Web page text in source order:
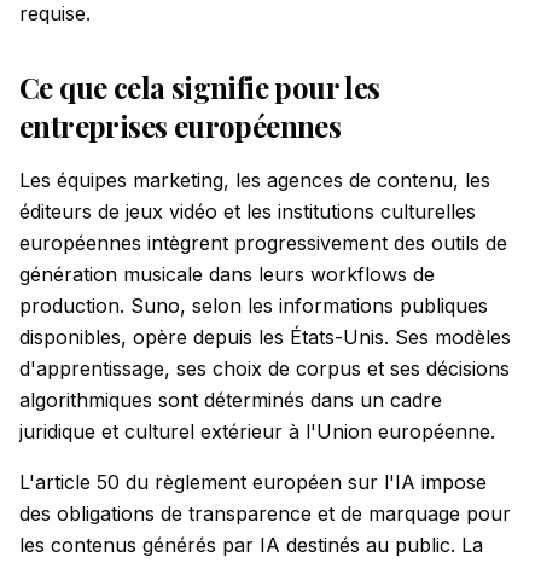
requise.
Ce que cela signifie pour les
entreprises européennes
Les équipes marketing, les agences de contenu, les
éditeurs de jeux vidéo et les institutions culturelles
européennes intègrent progressivement des outils de
génération musicale dans leurs workflows de
production. Suno, selon les informations publiques
disponibles, opère depuis les États-Unis. Ses modèles
d'apprentissage, ses choix de corpus et ses décisions
algorithmiques sont déterminés dans un cadre
juridique et culturel extérieur à l'Union européenne.
L'article 50 du règlement européen sur l'IA impose
des obligations de transparence et de marquage pour
les contenus générés par IA destinés au public. La